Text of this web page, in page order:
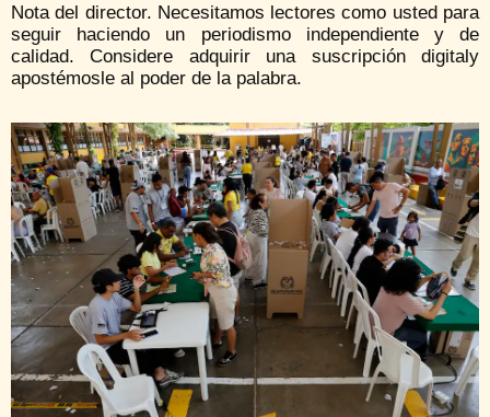
Nota del director. Necesitamos lectores como usted para
seguir haciendo un periodismo independiente y de
calidad. Considere adquirir una suscripción digitaly
apostémosle al poder de la palabra.